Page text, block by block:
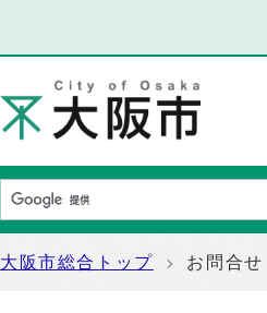
大阪市総合トップ お問合せ